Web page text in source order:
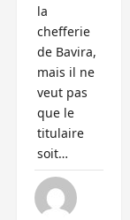
la
chefferie
de Bavira,
mais il ne
veut pas
que le
titulaire
soit…